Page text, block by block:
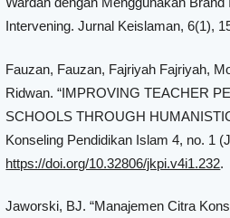
Intervening. Jurnal Keislaman, 6(1),
Fauzan, Fauzan, Fajriyah Fajriyah,
Ridwan. “IMPROVING TEACHER
SCHOOLS THROUGH
Konseling Pendidikan Islam 4, no. 1
https://doi.org/10.32806/jkpi.v4i1.232.
Jaworski, BJ. “Manajemen Citra